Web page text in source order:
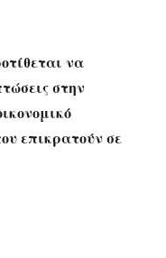
να
στην
επικρατούν σε